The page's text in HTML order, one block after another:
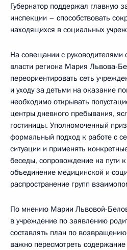
Губернатор поддержал главную
инспекции – способствовать
находящихся в социальных
На совещании с руководителями
власти региона Мария Львова-
переориентировать сеть
и уходу за детьми на оказание
необходимо открывать
центры дневного пребывания,
гостиницы. Уполномоченный
формальный подход к работе с
ситуации и применять
беседы, сопровождение на пути
объединение медицинской и
распространение групп
По мнению Марии Львовой-
в учреждение по заявлению
составлять план по
важно пересмотреть содержание